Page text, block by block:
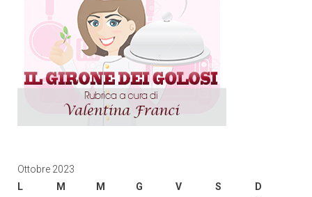
Ottobre 2023
L
M M G V S
D